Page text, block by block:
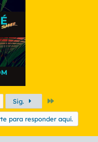
Sig.
para responder aquí.